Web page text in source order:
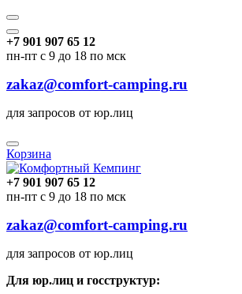
+7 901 907 65 12
пн-пт с 9 до 18 по мск
zakaz@comfort-camping.ru
для запросов от юр.лиц
Корзина
+7 901 907 65 12
пн-пт с 9 до 18 по мск
zakaz@comfort-camping.ru
для запросов от юр.лиц
Для юр.лиц и госструктур: